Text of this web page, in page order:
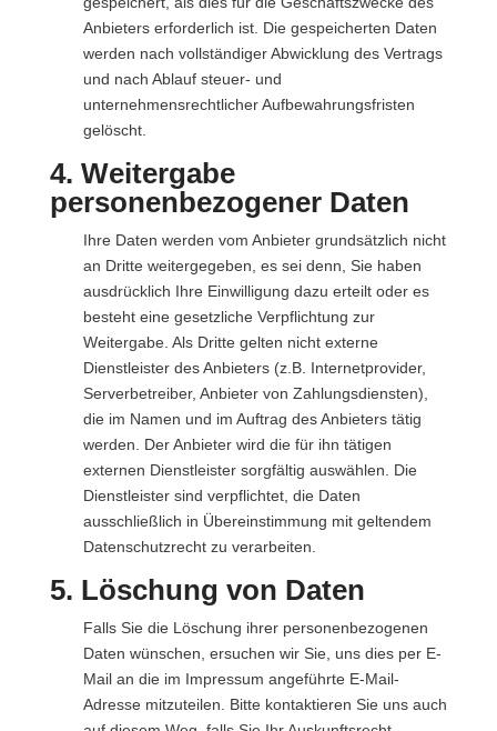
Anbieters erforderlich ist. Die gespeicherten Daten
werden nach vollständiger Abwicklung des Vertrags
und nach Ablauf steuer- und
unternehmensrechtlicher Aufbewahrungsfristen
gelöscht.
4. Weitergabe
personenbezogener Daten
Ihre Daten werden vom Anbieter grundsätzlich nicht
an Dritte weitergegeben, es sei denn, Sie haben
ausdrücklich Ihre Einwilligung dazu erteilt oder es
besteht eine gesetzliche Verpflichtung zur
Weitergabe. Als Dritte gelten nicht externe
Dienstleister des Anbieters (z.B. Internetprovider,
Serverbetreiber, Anbieter von Zahlungsdiensten),
die im Namen und im Auftrag des Anbieters tätig
werden. Der Anbieter wird die für ihn tätigen
externen Dienstleister sorgfältig auswählen. Die
Dienstleister sind verpflichtet, die Daten
ausschließlich in Übereinstimmung mit geltendem
Datenschutzrecht zu verarbeiten.
5. Löschung von Daten
Falls Sie die Löschung ihrer personenbezogenen
Daten wünschen, ersuchen wir Sie, uns dies per E-
Mail an die im Impressum angeführte E-Mail-
Adresse mitzuteilen. Bitte kontaktieren Sie uns auch